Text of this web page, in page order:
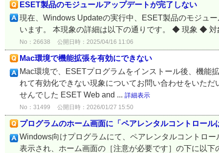
ESET製品のモジュールアップデートが完了しない
現在、Windows Updateの実行中、ESET製品のモジュ
います。 本現象の詳細は以下の通りです。 ◆ 現象 ◆
No：26638 公開日時：2025/04/16 11:06
Mac環境で機能拡張を有効にできない
Mac環境で、ESETプログラムをインストール後、機能
れて有効化できない現象についてお問い合わせをいた
せんでした ESET Web and ... 詳細表示
No：31499 公開日時：2026/01/27 15:50
プログラムのホーム画面に「ペアレンタルコントロー
Windows向けプログラムにて、ペアレンタルコントロ
表示され、ホーム画面の［注意が必要です］の下に以